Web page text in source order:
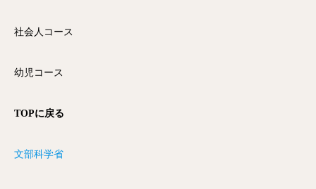
社会人コース
幼児コース
TOPに戻る
文部科学省